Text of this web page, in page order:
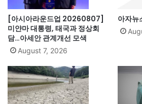
[아시아라운드업 20260807]
미얀마 대통령, 태국과 정상회
담…아세안 관계개선 모색
August 7, 2026
아자